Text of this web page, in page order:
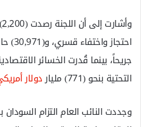
جريحاً، بينما قُدرت الخسائر
التحتية بنحو (771) مليار
دولار
وجددت النائب العام التزام